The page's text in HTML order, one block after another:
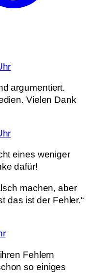
argumentiert.
Vielen Dank
eines weniger
dafür!
machen, aber
das ist der Fehler.“
Fehlern
so einiges